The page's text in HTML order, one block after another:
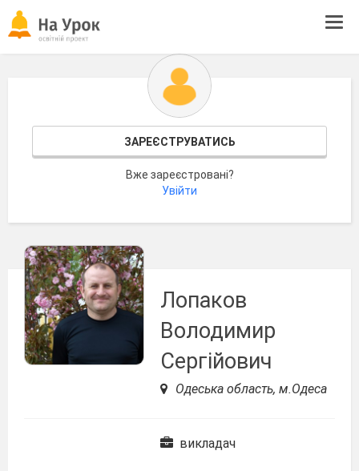
ЗАРЕЄСТРУВАТИСЬ
Вже зареєстровані?
Увійти
Лопаков
Володимир
Сергійович
Одеська область, м.Одеса
викладач